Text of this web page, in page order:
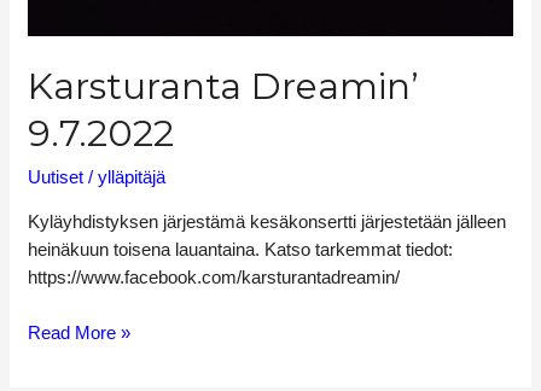
Karsturanta Dreamin’
9.7.2022
Uutiset /ylläpitäjä
Kyläyhdistyksen järjestämä kesäkonsertti järjestetään jälleen
heinäkuun toisena lauantaina. Katso tarkemmat tiedot:
https://www.facebook.com/karsturantadreamin/
Read More »